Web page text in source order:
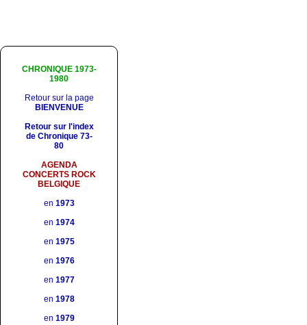
CHRONIQUE 1973-
1980
Retour sur la page
BIENVENUE
Retour sur l'index
de Chronique 73-
80
AGENDA
CONCERTS ROCK
BELGIQUE
en 1973
en 1974
en 1975
en 1976
en 1977
en 1978
en 1979